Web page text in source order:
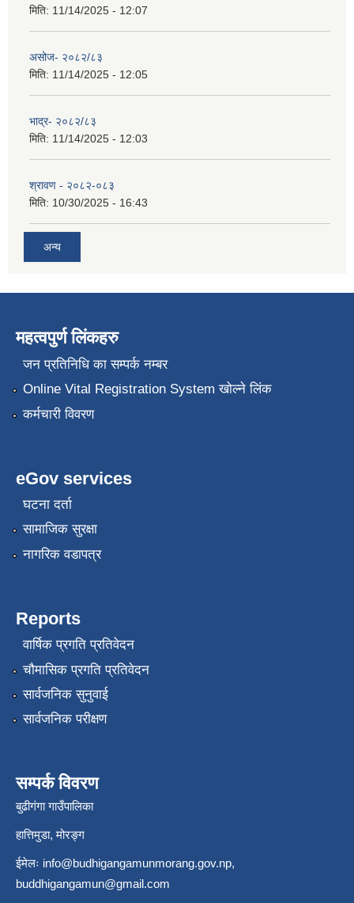
मिति: 11/14/2025 - 12:07
असोज- २०८२/८३
मिति: 11/14/2025 - 12:05
भाद्र- २०८२/८३
मिति: 11/14/2025 - 12:03
श्रावण - २०८२-०८३
मिति: 10/30/2025 - 16:43
अन्य
महत्वपुर्ण लिंकहरु
जन प्रतिनिधि का सम्पर्क नम्बर
Online Vital Registration System खोल्ने लिंक
कर्मचारी विवरण
eGov services
घटना दर्ता
सामाजिक सुरक्षा
नागरिक वडापत्र
Reports
वार्षिक प्रगति प्रतिवेदन
चौमासिक प्रगति प्रतिवेदन
सार्वजनिक सुनुवाई
सार्वजनिक परीक्षण
सम्पर्क विवरण
बुढीगंगा गाउँपालिका
हात्तिमुडा, मोरङ्ग
ईमेलः info@budhigangamunmorang.gov.np,
buddhigangamun@gmail.com